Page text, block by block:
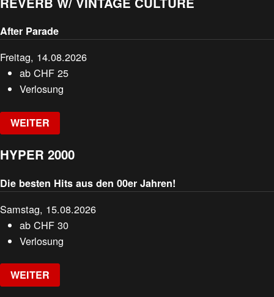
After Parade
Freitag, 14.08.2026
abCHF 25
Verlosung
WEITER
HYPER 2000
Die besten Hits aus den 00er Jahren!
Samstag, 15.08.2026
abCHF 30
Verlosung
WEITER